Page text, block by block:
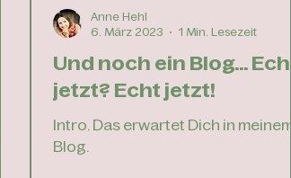
Und noch ein Blog... Echt
jetzt? Echt jetzt!
Intro. Das erwartet Dich in meinem
Blog.
Anne Hehl
6. März 2023
1 Min. Lesezeit